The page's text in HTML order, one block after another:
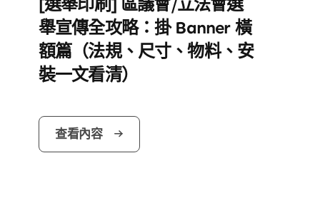
舉宣傳全攻略：掛 Banner 橫
額篇（法規、尺寸、物料、安
裝一文看清）
查看內容